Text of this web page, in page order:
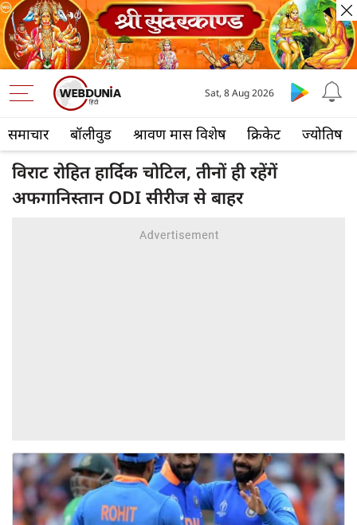
समाचार बॉलीवुड श्रावण मास विशेष क्रिकेट ज्योतिष
Sat, 8 Aug 2026
विराट रोहित हार्दिक चोटिल, तीनों ही रहेंगें
अफगानिस्तान ODI सीरीज से बाहर